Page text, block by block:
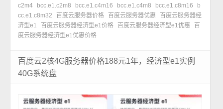
c2m4
bcc.e1.c2m8 bcc.e1.c4m16 bcc.e1.c4m8 bcc.e1.c8m16
b
cc.e1.c8m32
百度云服务器价格 百度云服务器优惠
百度云服务器经
济型e1
百度云服务器经济型e1价格 百度云服务器经济型e1优惠
百
度云服务器经济型e1优惠价格
百度云2核4G服务器价格188元1年，经济型e1实例
40G系统盘